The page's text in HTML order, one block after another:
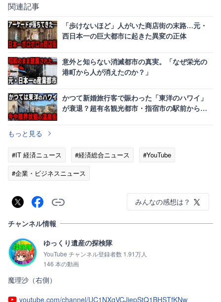
関連記事
「歩けないほど」人がいた商店街の末路…元・
西日本一の巨大都市に起きた異変の正体
意外と知らない消滅都市の真実。「なぜ栄光の
港町から人が消えたのか？」
かつて新婚旅行客で賑わった「東洋のハワイ」
が衰退？超有名観光都市・指宿市の駅前から人
もっと見る
#IT 経済ニュース #経済総合ニュース
#YouTube
#企業・ビジネスニュース
みんなの感想は？
チャンネル情報
ゆっくり遺産の探検隊
YouTube チャンネル登録者数 1.91万人
146 本の動画
youtube.com/channel/UC1NXqVCJjepStQ1BHSTfKNw